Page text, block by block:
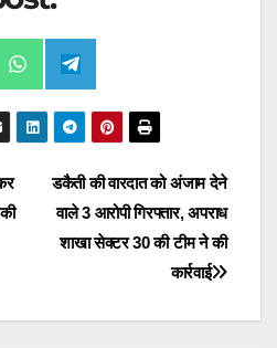
Share
on
W
h
t
s
Share
on
T
e
l
g
a
m
डकैती की वारदात को अंजाम देने
वाले 3 आरोपी गिरफ्तार, अपराध
शाखा सेक्टर 30 की टीम ने की
कार्रवाई